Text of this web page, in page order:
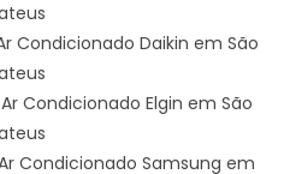
Condicionado Daikin em São
Condicionado Elgin em São
Condicionado Samsung em